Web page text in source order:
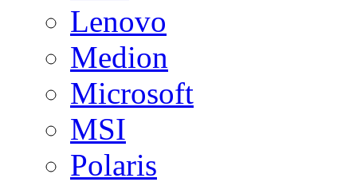
Lenovo
Medion
Microsoft
MSI
Polaris